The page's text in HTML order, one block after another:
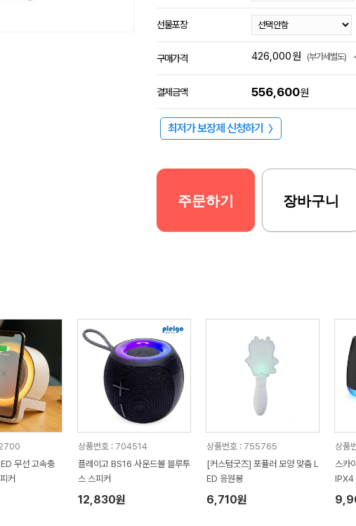
선물포장
구매가격 426,000원 (부가세별도)
결제금액 556,600원
최저가 보장제 신청하기 〉
주문하기 장바구니
무선 고속충
커
상품번호 : 704514
플레이고 BS16 사운드볼 블루투
스 스피커
12,830원
상품번호 : 755765
[커스텀굿즈] 포퓰러 모양 맞춤 L
ED 응원봉
6,710원
상품
스카
IPX4